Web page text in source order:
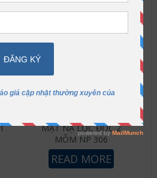
MẶT NẠ LỌC ĐỘC 2
MÕM NP 306
READ MORE